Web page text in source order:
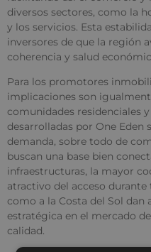
diversos sectores, como la
y los servicios. Esta
inversores de que la región
coherencia y salud
Para los promotores
implicaciones son
comunidades residenciales
desarrolladas por One Eden
demanda, sobre todo de
buscan una base bien
infraestructuras, la mayor
atractivo del acceso
como a la Costa del Sol dan
estratégica en el mercado
calidad.